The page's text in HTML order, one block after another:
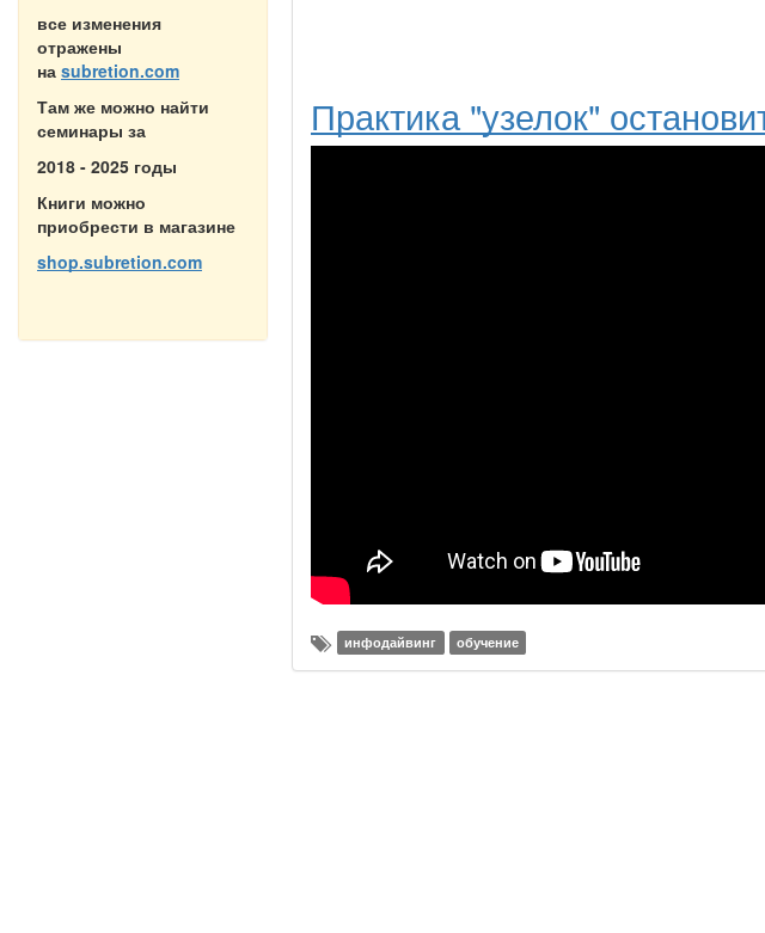
все изменения
отражены
на subretion.com
Там же можно найти
семинары за
2018 - 2025 годы
Книги можно
приобрести в магазине
shop.subretion.com
Практика "узелок"
инфодайвинг обучение